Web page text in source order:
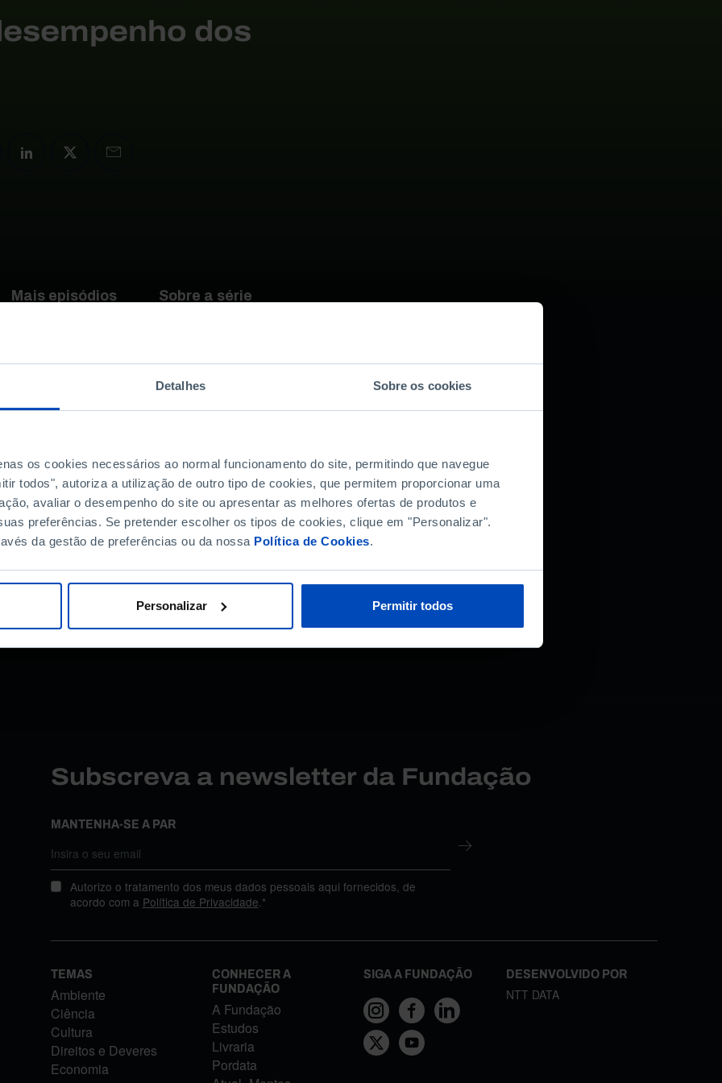
Detalhes Sobre os cookies
os cookies necessários ao normal funcionamento do site, permitindo que navegue
todos", autoriza a utilização de outro tipo de cookies, que permitem proporcionar uma
avaliar o desempenho do site ou apresentar as melhores ofertas de produtos e
preferências. Se pretender escolher os tipos de cookies, clique em "Personalizar".
da gestão de preferências ou da nossa Política de Cookies.
Personalizar Permitir todos
dos
Mais episódios Sobre a série
preocupação de
todos os
pais, escolas e, em
Que notas têm os
se compara
o papel da escola
Subscreva a newsletter da Fundação
MANTENHA-SE A PAR
Autorizo o tratamento dos meus dados pessoais aqui fornecidos, de
acordo com a Política de Privacidade.*
TEMAS
Ambiente
Ciência
Cultura
Direitos e Deveres
Economia
CONHECER A
FUNDAÇÃO
A Fundação
Estudos
Livraria
Pordata
SIGA A FUNDAÇÃO DESENVOLVIDO POR
NTT DATA